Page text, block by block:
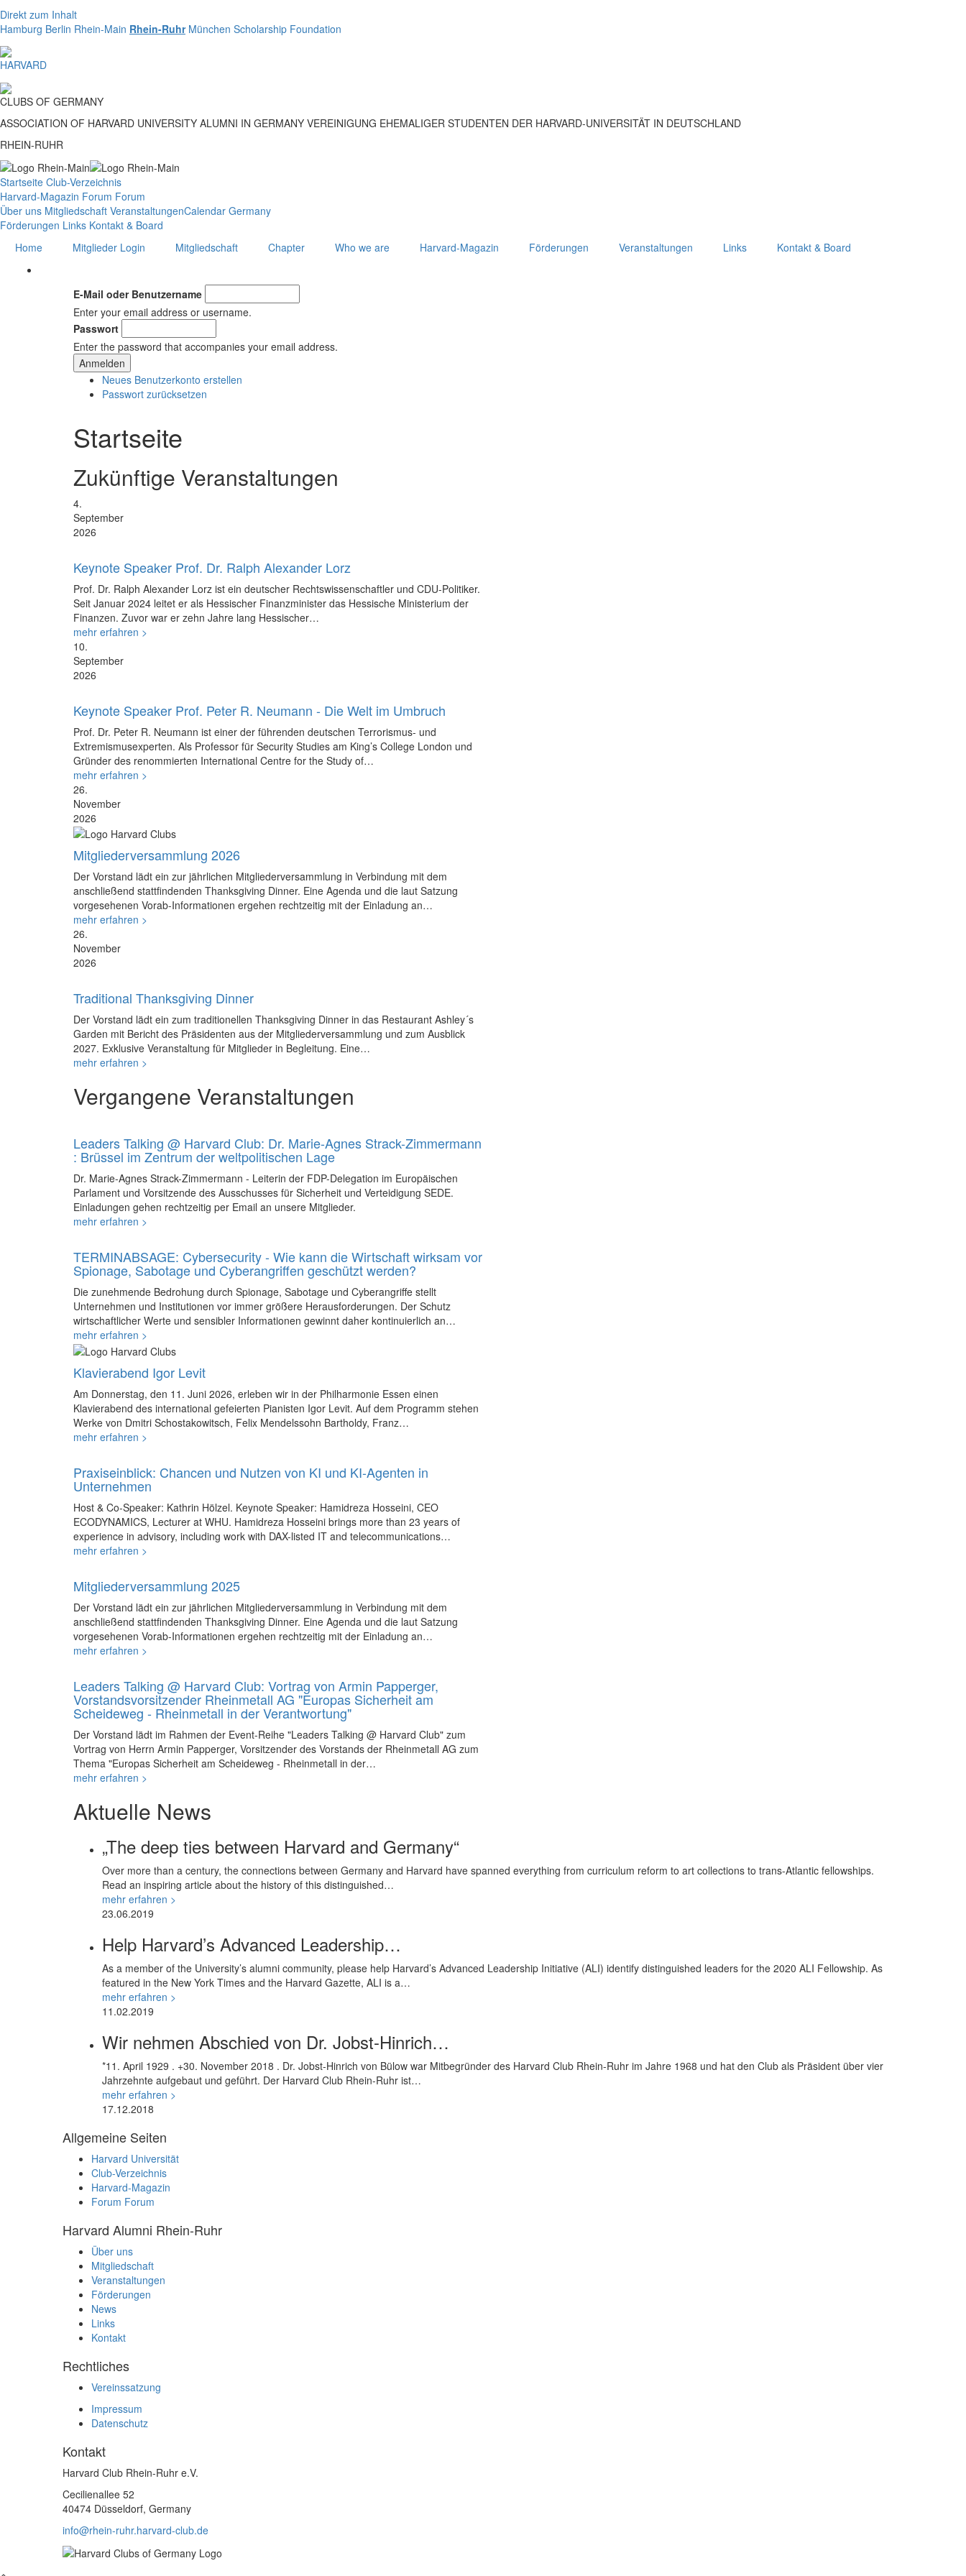
Direkt zum Inhalt
Hamburg Berlin Rhein-Main Rhein-Ruhr München Scholarship Foundation
HARVARD
CLUBS OF GERMANY
ASSOCIATION OF HARVARD UNIVERSITY ALUMNI IN GERMANY VEREINIGUNG EHEMALIGER STUDENTEN DER HARVARD-UNIVERSITÄT IN DEUTSCHLAND
RHEIN-RUHR
Startseite Club-Verzeichnis
Harvard-Magazin Forum Forum
Über uns Mitgliedschaft VeranstaltungenCalendar Germany
Förderungen Links Kontakt & Board
Home
Mitglieder Login Mitgliedschaft Chapter Who we are Harvard-Magazin Förderungen Veranstaltungen Links Kontakt & Board
E-Mail oder Benutzername
Enter your email address or username.
Passwort
Enter the password that accompanies your email address.
Neues Benutzerkonto erstellen
Passwort zurücksetzen
Startseite
Zukünftige Veranstaltungen
4.
September
2026
Keynote Speaker Prof. Dr. Ralph Alexander Lorz
Prof. Dr. Ralph Alexander Lorz ist ein deutscher Rechtswissenschaftler und CDU-Politiker.
Seit Januar 2024 leitet er als Hessischer Finanzminister das Hessische Ministerium der
Finanzen. Zuvor war er zehn Jahre lang Hessischer…
mehr erfahren >
10.
September
2026
Keynote Speaker Prof. Peter R. Neumann - Die Welt im Umbruch
Prof. Dr. Peter R. Neumann ist einer der führenden deutschen Terrorismus- und
Extremismusexperten. Als Professor für Security Studies am King’s College London und
Gründer des renommierten International Centre for the Study of…
mehr erfahren >
26.
November
2026
Mitgliederversammlung 2026
Der Vorstand lädt ein zur jährlichen Mitgliederversammlung in Verbindung mit dem
anschließend stattfindenden Thanksgiving Dinner. Eine Agenda und die laut Satzung
vorgesehenen Vorab-Informationen ergehen rechtzeitig mit der Einladung an…
mehr erfahren >
26.
November
2026
Traditional Thanksgiving Dinner
Der Vorstand lädt ein zum traditionellen Thanksgiving Dinner in das Restaurant Ashley´s
Garden mit Bericht des Präsidenten aus der Mitgliederversammlung und zum Ausblick
2027. Exklusive Veranstaltung für Mitglieder in Begleitung. Eine…
mehr erfahren >
Vergangene Veranstaltungen
Leaders Talking @ Harvard Club: Dr. Marie-Agnes Strack-Zimmermann
: Brüssel im Zentrum der weltpolitischen Lage
Dr. Marie-Agnes Strack-Zimmermann - Leiterin der FDP-Delegation im Europäischen
Parlament und Vorsitzende des Ausschusses für Sicherheit und Verteidigung SEDE.
Einladungen gehen rechtzeitig per Email an unsere Mitglieder.
mehr erfahren >
TERMINABSAGE: Cybersecurity - Wie kann die Wirtschaft wirksam vor
Spionage, Sabotage und Cyberangriffen geschützt werden?
Die zunehmende Bedrohung durch Spionage, Sabotage und Cyberangriffe stellt
Unternehmen und Institutionen vor immer größere Herausforderungen. Der Schutz
wirtschaftlicher Werte und sensibler Informationen gewinnt daher kontinuierlich an…
mehr erfahren >
Klavierabend Igor Levit
Am Donnerstag, den 11. Juni 2026, erleben wir in der Philharmonie Essen einen
Klavierabend des international gefeierten Pianisten Igor Levit. Auf dem Programm stehen
Werke von Dmitri Schostakowitsch, Felix Mendelssohn Bartholdy, Franz…
mehr erfahren >
Praxiseinblick: Chancen und Nutzen von KI und KI-Agenten in
Unternehmen
Host & Co-Speaker: Kathrin Hölzel. Keynote Speaker: Hamidreza Hosseini, CEO
ECODYNAMICS, Lecturer at WHU. Hamidreza Hosseini brings more than 23 years of
experience in advisory, including work with DAX-listed IT and telecommunications…
mehr erfahren >
Mitgliederversammlung 2025
Der Vorstand lädt ein zur jährlichen Mitgliederversammlung in Verbindung mit dem
anschließend stattfindenden Thanksgiving Dinner. Eine Agenda und die laut Satzung
vorgesehenen Vorab-Informationen ergehen rechtzeitig mit der Einladung an…
mehr erfahren >
Leaders Talking @ Harvard Club: Vortrag von Armin Papperger,
Vorstandsvorsitzender Rheinmetall AG "Europas Sicherheit am
Scheideweg - Rheinmetall in der Verantwortung"
Der Vorstand lädt im Rahmen der Event-Reihe "Leaders Talking @ Harvard Club" zum
Vortrag von Herrn Armin Papperger, Vorsitzender des Vorstands der Rheinmetall AG zum
Thema "Europas Sicherheit am Scheideweg - Rheinmetall in der…
mehr erfahren >
Aktuelle News
„The deep ties between Harvard and Germany“
Over more than a century, the connections between Germany and Harvard have spanned everything from curriculum reform to art collections to trans-Atlantic fellowships.
Read an inspiring article about the history of this distinguished…
mehr erfahren >
23.06.2019
Help Harvard’s Advanced Leadership…
As a member of the University’s alumni community, please help Harvard’s Advanced Leadership Initiative (ALI) identify distinguished leaders for the 2020 ALI Fellowship. As
featured in the New York Times and the Harvard Gazette, ALI is a…
mehr erfahren >
11.02.2019
Wir nehmen Abschied von Dr. Jobst-Hinrich…
*11. April 1929 . +30. November 2018 . Dr. Jobst-Hinrich von Bülow war Mitbegründer des Harvard Club Rhein-Ruhr im Jahre 1968 und hat den Club als Präsident über vier
Jahrzehnte aufgebaut und geführt. Der Harvard Club Rhein-Ruhr ist…
mehr erfahren >
17.12.2018
Allgemeine Seiten
Harvard Universität
Club-Verzeichnis
Harvard-Magazin
Forum Forum
Harvard Alumni Rhein-Ruhr
Über uns
Mitgliedschaft
Veranstaltungen
Förderungen
News
Links
Kontakt
Rechtliches
Vereinssatzung
Impressum
Datenschutz
Kontakt
Harvard Club Rhein-Ruhr e.V.
Cecilienallee 52
40474 Düsseldorf, Germany
info@rhein-ruhr.harvard-club.de